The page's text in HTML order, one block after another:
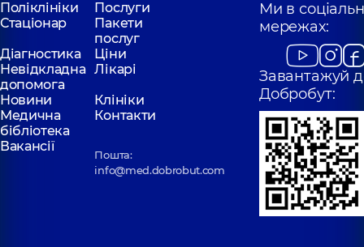
Поліклініки
Послуги
Стаціонар
Пакети
послуг
Діагностика
Ціни
Невідкладна
допомога
Лікарі
Новини
Клініки
Медична
бібліотека
Контакти
Вакансії
Пошта:
info@med.dobrobut.com
Ми в
мережах:
Завантажуй
Добробут: